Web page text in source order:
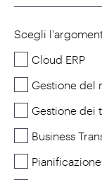
Scegli
Cloud ERP
Gestione del
Gestione dei
Business